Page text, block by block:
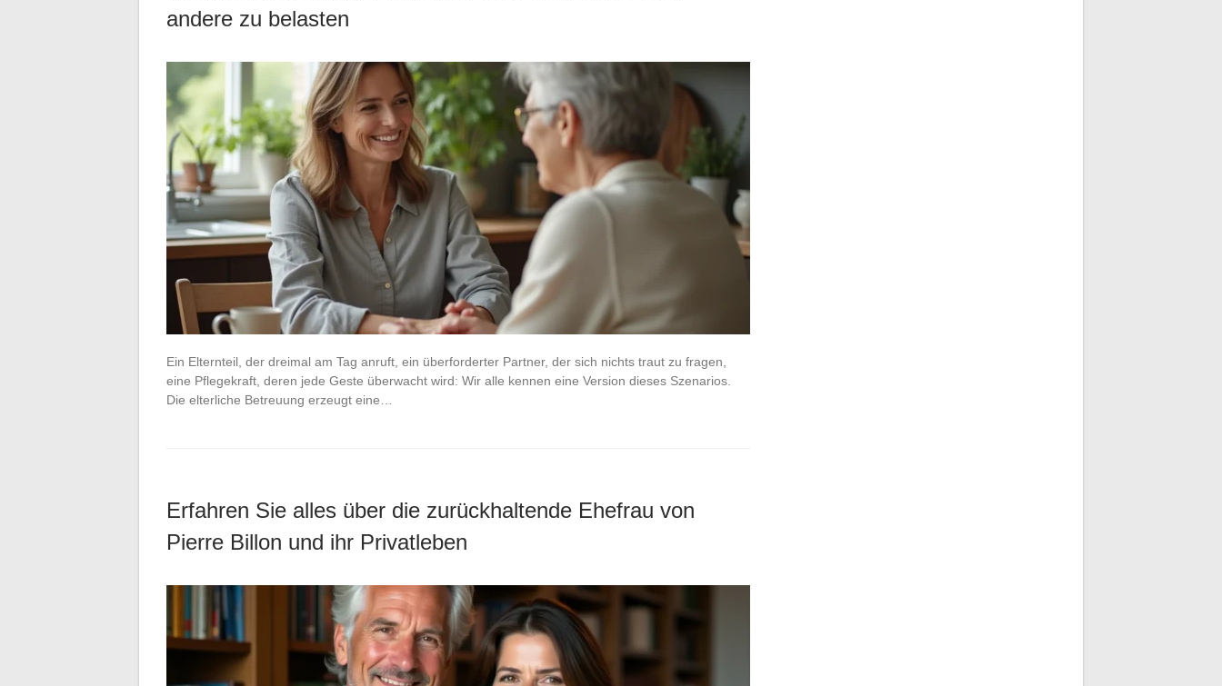
andere zu belasten
Ein Elternteil, der dreimal am Tag anruft, ein überforderter Partner, der sich nichts traut zu fragen,
eine Pflegekraft, deren jede Geste überwacht wird: Wir alle kennen eine Version dieses Szenarios.
Die elterliche Betreuung erzeugt eine…
Erfahren Sie alles über die zurückhaltende Ehefrau von
Pierre Billon und ihr Privatleben